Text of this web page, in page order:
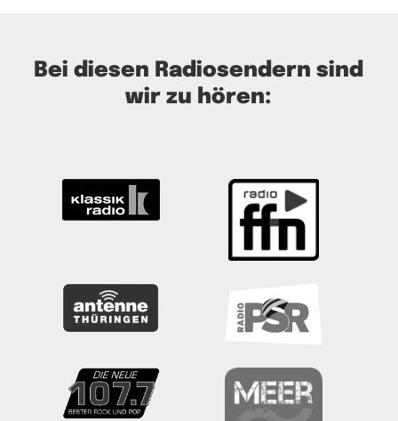
Bei diesen Radiosendern sind
wir zu hören: